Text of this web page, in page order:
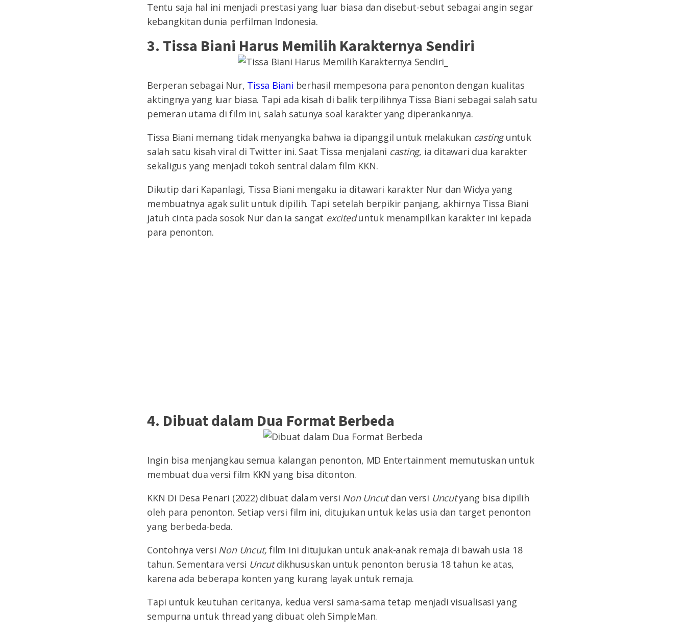
Tentu saja hal ini menjadi prestasi yang luar biasa dan disebut-sebut sebagai angin segar
kebangkitan dunia perfilman Indonesia.
3. Tissa Biani Harus Memilih Karakternya Sendiri
Berperan sebagai Nur, Tissa Biani berhasil mempesona para penonton dengan kualitas
aktingnya yang luar biasa. Tapi ada kisah di balik terpilihnya Tissa Biani sebagai salah satu
pemeran utama di film ini, salah satunya soal karakter yang diperankannya.
Tissa Biani memang tidak menyangka bahwa ia dipanggil untuk melakukan castinguntuk
salah satu kisah viral di Twitter ini. Saat Tissa menjalani casting, ia ditawari dua karakter
sekaligus yang menjadi tokoh sentral dalam film KKN.
Dikutip dari Kapanlagi, Tissa Biani mengaku ia ditawari karakter Nur dan Widya yang
membuatnya agak sulit untuk dipilih. Tapi setelah berpikir panjang, akhirnya Tissa Biani
jatuh cinta pada sosok Nur dan ia sangat exciteduntuk menampilkan karakter ini kepada
para penonton.
4. Dibuat dalam Dua Format Berbeda
Ingin bisa menjangkau semua kalangan penonton, MD Entertainment memutuskan untuk
membuat dua versi film KKN yang bisa ditonton.
KKN Di Desa Penari (2022) dibuat dalam versi Non Uncutdan versi Uncutyang bisa dipilih
oleh para penonton. Setiap versi film ini, ditujukan untuk kelas usia dan target penonton
yang berbeda-beda.
Contohnya versi Non Uncut,film ini ditujukan untuk anak-anak remaja di bawah usia 18
tahun. Sementara versi Uncutdikhususkan untuk penonton berusia 18 tahun ke atas,
karena ada beberapa konten yang kurang layak untuk remaja.
Tapi untuk keutuhan ceritanya, kedua versi sama-sama tetap menjadi visualisasi yang
sempurna untuk thread yang dibuat oleh SimpleMan.